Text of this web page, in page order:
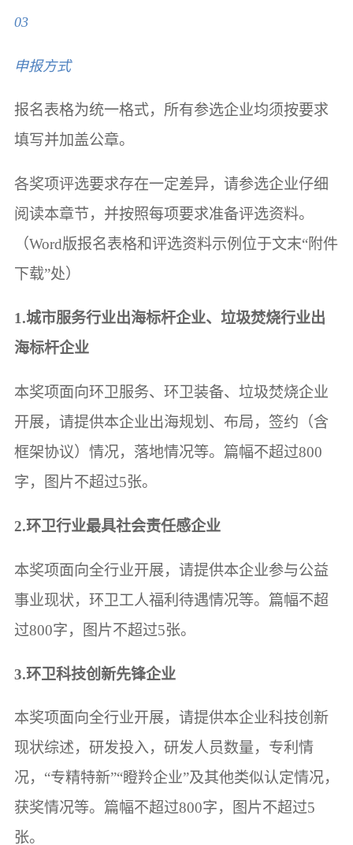
03
申报方式
报名表格为统一格式，所有参选企业均须按要求
填写并加盖公章。
各奖项评选要求存在一定差异，请参选企业仔细
阅读本章节，并按照每项要求准备评选资料。
（Word版报名表格和评选资料示例位于文末“附件
下载”处）
1.城市服务行业出海标杆企业、垃圾焚烧行业出
海标杆企业
本奖项面向环卫服务、环卫装备、垃圾焚烧企业
开展，请提供本企业出海规划、布局，签约（含
框架协议）情况，落地情况等。篇幅不超过800
字，图片不超过5张。
2.环卫行业最具社会责任感企业
本奖项面向全行业开展，请提供本企业参与公益
事业现状，环卫工人福利待遇情况等。篇幅不超
过800字，图片不超过5张。
3.环卫科技创新先锋企业
本奖项面向全行业开展，请提供本企业科技创新
现状综述，研发投入，研发人员数量，专利情
况，“专精特新”“瞪羚企业”及其他类似认定情况，
获奖情况等。篇幅不超过800字，图片不超过5
张。